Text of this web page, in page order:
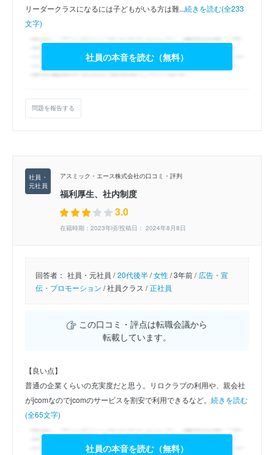
リーダークラスになるには子どもがいる方は難...続きを読む(全233
文字)
社員の本音を読む（無料）
問題を報告する
アスミック・エース株式会社の口コミ・評判
福利厚生、社内制度
3.0
在籍時期：2023年頃/投稿日： 2024年8月8日
回答者： 社員・元社員 / 20代後半/女性/3年前 / 広告・宣
伝・プロモーション /社員クラス / 正社員
この口コミ・評点は転職会議から
転載しています。
【良い点】
普通の企業くらいの充実度だと思う。リロクラブの利用や、親会社
がjcomなのでjcomのサービスを割安で利用できるなど。 続きを読む
(全65文字)
社員の本音を読む（無料）